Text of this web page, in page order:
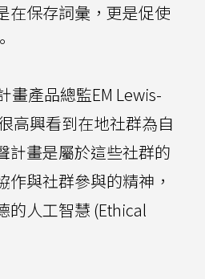
在保存詞彙，更是促使
畫產品總監EM Lewis-
高興看到在地社群為自
計畫是屬於這些社群的
作與社群參與的精神，
的人工智慧 (Ethical